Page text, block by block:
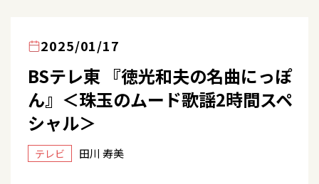
2025/01/17
BSテレ東 『徳光和夫の名曲にっぽ
ん』＜珠玉のムード歌謡2時間スペ
シャル＞
テレビ 田川 寿美